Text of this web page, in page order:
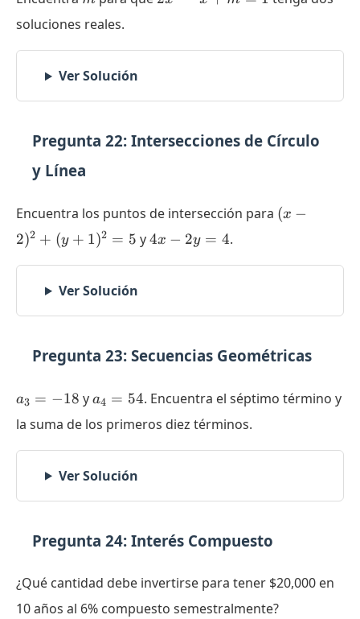
= 1
soluciones reales.
Ver Solución
Pregunta 22: Intersecciones de Círculo
y Línea
Encuentra los puntos de intersección para (x -
2)^2
+
(x −
2)2 + (y + 1)2 = 5 y 4x
4x − 2y = 4.
Ver Solución
Pregunta 23: Secuencias Geométricas
a_3
=
-18
a3 = −18 y a_4
54
a4 = 54. Encuentra el séptimo término y
la suma de los primeros diez términos.
Ver Solución
Pregunta 24: Interés Compuesto
¿Qué cantidad debe invertirse para tener $20,000 en
10 años al 6% compuesto semestralmente?